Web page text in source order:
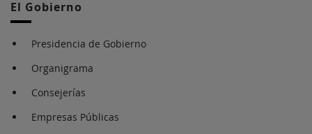
El Gobierno
Presidencia de Gobierno
Organigrama
Consejerías
Empresas Públicas